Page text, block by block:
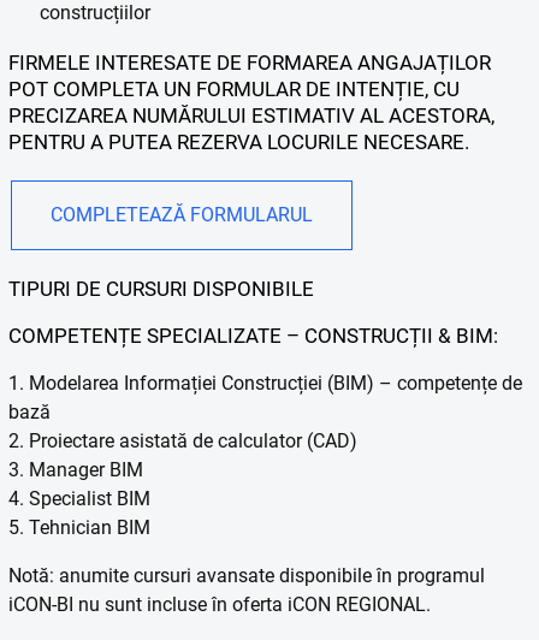
construcțiilor
FIRMELE INTERESATE DE FORMAREA ANGAJAȚILOR
POT COMPLETA UN FORMULAR DE INTENȚIE, CU
PRECIZAREA NUMĂRULUI ESTIMATIV AL ACESTORA,
PENTRU A PUTEA REZERVA LOCURILE NECESARE.
COMPLETEAZĂ FORMULARUL
TIPURI DE CURSURI DISPONIBILE
COMPETENȚE SPECIALIZATE – CONSTRUCȚII & BIM:
1. Modelarea Informației Construcției (BIM) – competențe de
bază
2. Proiectare asistată de calculator (CAD)
3. Manager BIM
4. Specialist BIM
5. Tehnician BIM
Notă: anumite cursuri avansate disponibile în programul
iCON-BI nu sunt incluse în oferta iCON REGIONAL.